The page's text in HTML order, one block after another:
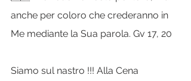
anche per coloro che crederanno in
Me mediante la Sua parola. Gv 17, 20
Siamo sul nastro !!! Alla Cena